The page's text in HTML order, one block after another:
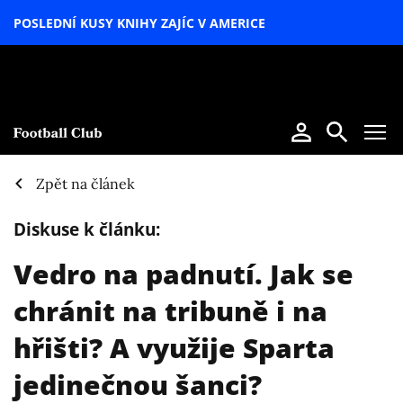
POSLEDNÍ KUSY KNIHY ZAJÍC V AMERICE
Zpět na článek
Diskuse k článku:
Vedro na padnutí. Jak se
chránit na tribuně i na
hřišti? A využije Sparta
jedinečnou šanci?